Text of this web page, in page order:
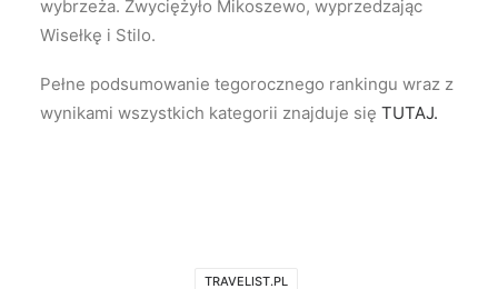
wybrzeża. Zwyciężyło Mikoszewo, wyprzedzając
Wisełkę i Stilo.
Pełne podsumowanie tegorocznego rankingu wraz z
wynikami wszystkich kategorii znajduje się TUTAJ.
TRAVELIST.PL